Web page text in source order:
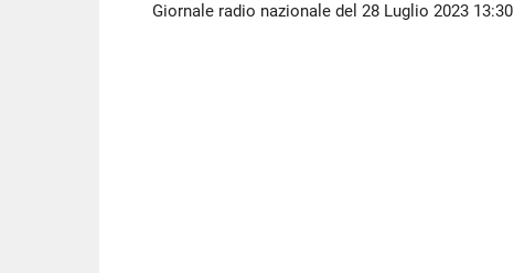
Giornale radio nazionale del 28 Luglio 2023 13:30